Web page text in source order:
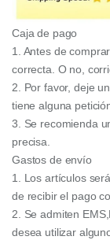
Caja de pago
1. Antes de
correcta. O no,
2. Por favor, deje
tiene alguna
3. Se recomienda
precisa.
Gastos de envío
1. Los artículos
de recibir el pago
2. Se admiten
desea utilizar